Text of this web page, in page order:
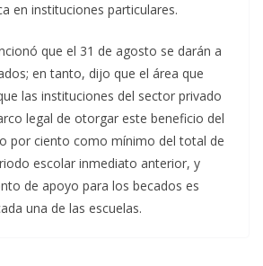
en instituciones particulares.
que el 31 de agosto se darán a
en tanto, dijo que el área que
las instituciones del sector privado
legal de otorgar este beneficio del
por ciento como mínimo del total de
escolar inmediato anterior, y
de apoyo para los becados es
una de las escuelas.